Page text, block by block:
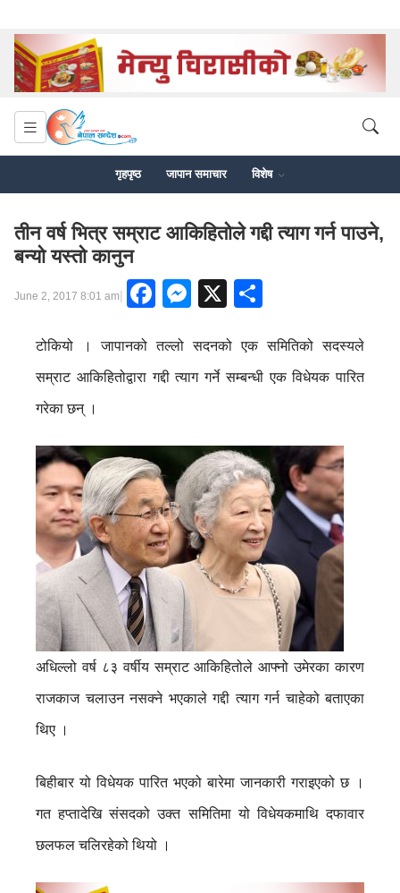
गृहपृष्ठ जापान समाचार विशेष
तीन वर्ष भित्र सम्राट आकिहितोले गद्दी त्याग गर्न पाउने,
बन्यो यस्तो कानुन
June 2, 2017 8:01 am| Facebook
Messenger
X
टोकियो । जापानको तल्लो सदनको एक समितिको सदस्यले
सम्राट आकिहितोद्वारा गद्दी त्याग गर्ने सम्बन्धी एक विधेयक पारित
गरेका छन् ।
अधिल्लो वर्ष ८३ वर्षीय सम्राट आकिहितोले आफ्नो उमेरका कारण
राजकाज चलाउन नसक्ने भएकाले गद्दी त्याग गर्न चाहेको बताएका
थिए ।
बिहीबार यो विधेयक पारित भएको बारेमा जानकारी गराइएको छ ।
गत हप्तादेखि संसदको उक्त समितिमा यो विधेयकमाथि दफावार
छलफल चलिरहेको थियो ।